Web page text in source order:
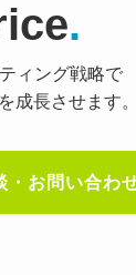
.
ィング戦略で
成長させます。
・お問い合わ